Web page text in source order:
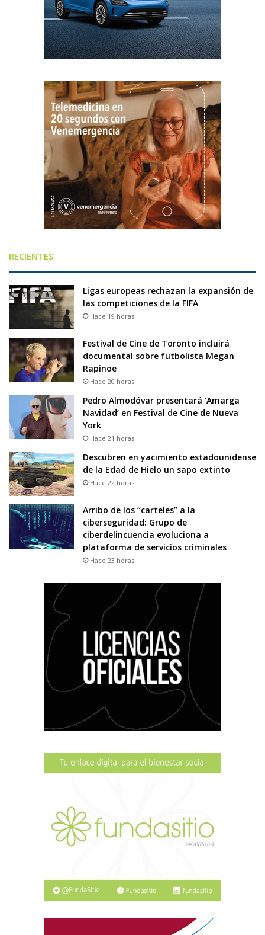
RECIENTES
Ligas europeas rechazan la expansión de
las competiciones de la FIFA
Hace 19 horas
Festival de Cine de Toronto incluirá
documental sobre futbolista Megan
Rapinoe
Hace 20 horas
Pedro Almodóvar presentará ‘Amarga
Navidad’ en Festival de Cine de Nueva
York
Hace 21 horas
Descubren en yacimiento estadounidense
de la Edad de Hielo un sapo extinto
Hace 22 horas
Arribo de los “carteles” a la
ciberseguridad: Grupo de
ciberdelincuencia evoluciona a
plataforma de servicios criminales
Hace 23 horas